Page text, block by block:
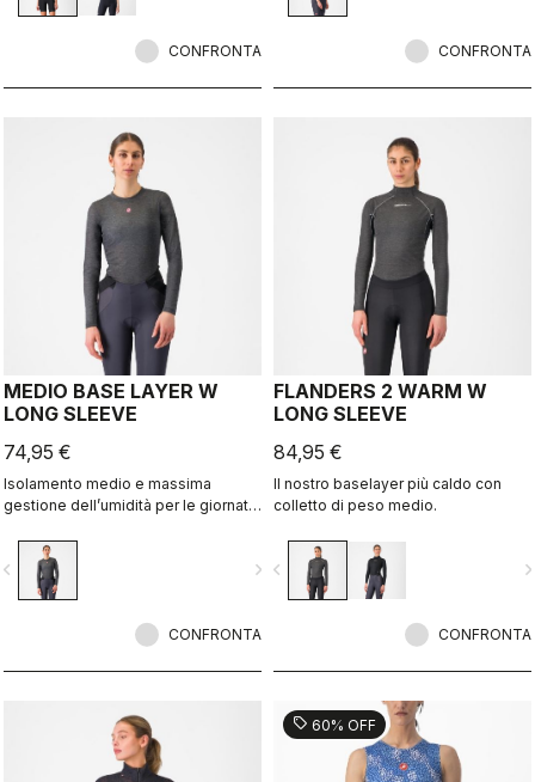
CONFRONTA CONFRONTA
MEDIO BASE LAYER W
LONG SLEEVE
74,95 €
Isolamento medio e massima
gestione dell’umidità per le giornate
navigate_next
CONFRONTA
FLANDERS 2 WARM W
LONG SLEEVE
84,95 €
Il nostro baselayer più caldo con
colletto di peso medio.
navigate_before
CONFRONTA
sell 60% OFF